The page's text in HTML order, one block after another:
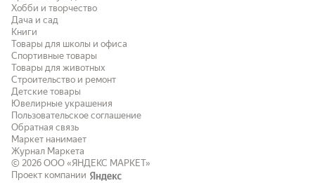
Хобби и творчество
Дача и сад
Книги
Товары для школы и офиса
Спортивные товары
Товары для животных
Строительство и ремонт
Детские товары
Ювелирные украшения
Пользовательское соглашение
Обратная связь
Маркет нанимает
Журнал Маркета
© 2026 ООО «ЯНДЕКС МАРКЕТ»
Проект компании